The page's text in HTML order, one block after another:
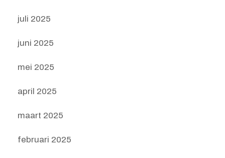
juli 2025
juni 2025
mei 2025
april 2025
maart 2025
februari 2025